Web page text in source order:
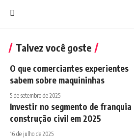
Talvez você goste
O que comerciantes experientes
sabem sobre maquininhas
5 de setembro de 2025
Investir no segmento de franquia
construção civil em 2025
16 de julho de 2025